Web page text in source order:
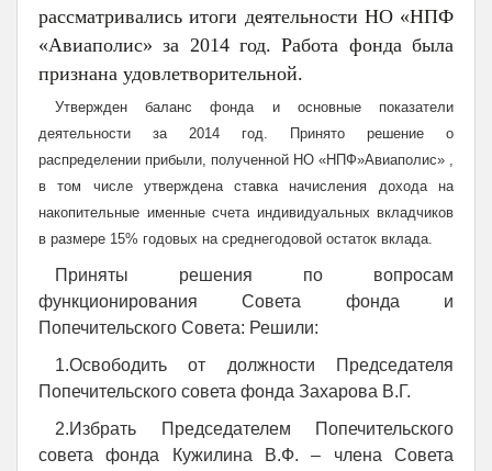
рассматривались итоги деятельности НО «НПФ
«Авиаполис» за 2014 год. Работа фонда была
признана удовлетворительной.
Утвержден баланс фонда и основные показатели
деятельности за 2014 год. Принято решение о
распределении прибыли, полученной НО «НПФ»Авиаполис» ,
в том числе утверждена ставка начисления дохода на
накопительные именные счета индивидуальных вкладчиков
в размере 15% годовых на среднегодовой остаток вклада.
Приняты решения по вопросам
функционирования Совета фонда и
Попечительского Совета: Решили:
1.Освободить от должности Председателя
Попечительского совета фонда Захарова В.Г.
2.Избрать Председателем Попечительского
совета фонда Кужилина В.Ф. – члена Совета